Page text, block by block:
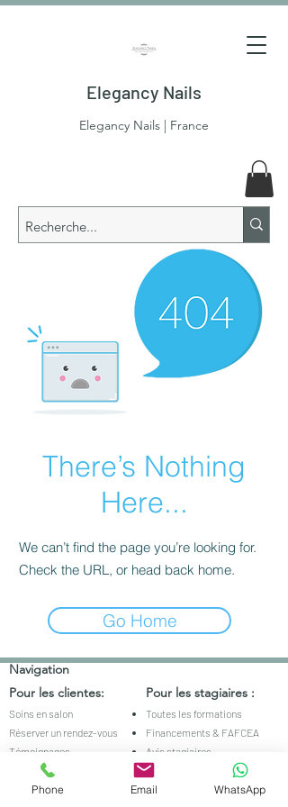
Elegancy Nails
Elegancy Nails | France
There’s Nothing
Here...
We can’t find the page you’re looking for.
Check the URL, or head back home.
Go Home
Navigation
Pour les clientes:
Soins en salon
Réserver un rendez-vous
Témoignages
FAQ beauté
Pour les stagiaires :
Toutes les formations
Financements & FAFCEA
Avis stagiaires
FAQ formation
Phone Email WhatsApp